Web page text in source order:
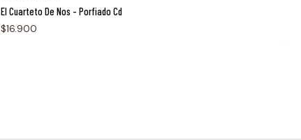
El Cuarteto De Nos - Porfiado Cd
$16.900